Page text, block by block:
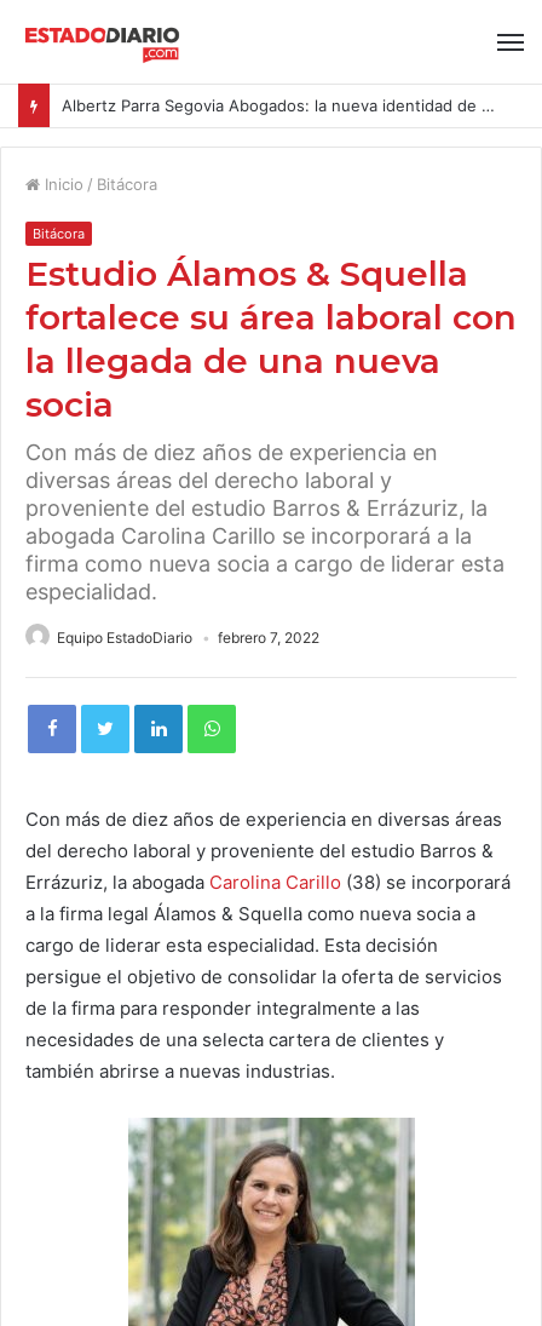
Albertz Parra Segovia Abogados: la nueva identidad de Segovia Consulting
Inicio / Bitácora
Bitácora
Estudio Álamos & Squella
fortalece su área laboral con
la llegada de una nueva
socia
Con más de diez años de experiencia en
diversas áreas del derecho laboral y
proveniente del estudio Barros & Errázuriz, la
abogada Carolina Carillo se incorporará a la
firma como nueva socia a cargo de liderar esta
especialidad.
Equipo EstadoDiario febrero 7, 2022
Con más de diez años de experiencia en diversas áreas
del derecho laboral y proveniente del estudio Barros &
Errázuriz, la abogada Carolina Carillo (38) se incorporará
a la firma legal Álamos & Squella como nueva socia a
cargo de liderar esta especialidad. Esta decisión
persigue el objetivo de consolidar la oferta de servicios
de la firma para responder integralmente a las
necesidades de una selecta cartera de clientes y
también abrirse a nuevas industrias.